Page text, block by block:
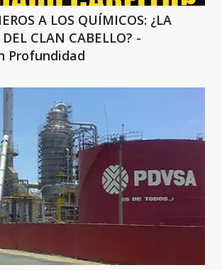
A LOS QUÍMICOS: ¿LA
CLAN CABELLO? -
Profundidad